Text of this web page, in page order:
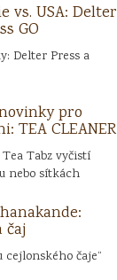
vs. USA: Delter
GO
Delter Press a
pro
TEA CLEANER
Tabz vyčistí
nebo sítkách
čaj
cejlonského čaje“